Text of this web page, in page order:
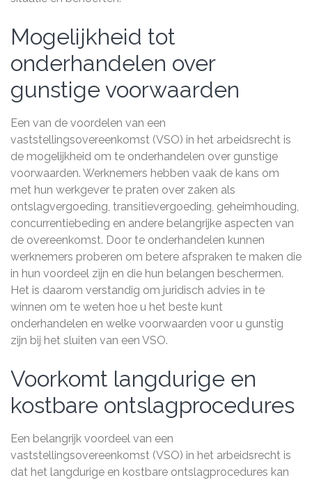
Mogelijkheid tot
onderhandelen over
gunstige voorwaarden
Een van de voordelen van een
vaststellingsovereenkomst (VSO) in het arbeidsrecht is
de mogelijkheid om te onderhandelen over gunstige
voorwaarden. Werknemers hebben vaak de kans om
met hun werkgever te praten over zaken als
ontslagvergoeding, transitievergoeding, geheimhouding,
concurrentiebeding en andere belangrijke aspecten van
de overeenkomst. Door te onderhandelen kunnen
werknemers proberen om betere afspraken te maken die
in hun voordeel zijn en die hun belangen beschermen.
Het is daarom verstandig om juridisch advies in te
winnen om te weten hoe u het beste kunt
onderhandelen en welke voorwaarden voor u gunstig
zijn bij het sluiten van een VSO.
Voorkomt langdurige en
kostbare ontslagprocedures
Een belangrijk voordeel van een
vaststellingsovereenkomst (VSO) in het arbeidsrecht is
dat het langdurige en kostbare ontslagprocedures kan